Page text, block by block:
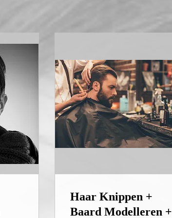
Haar Knippen +
Baard Modelleren +